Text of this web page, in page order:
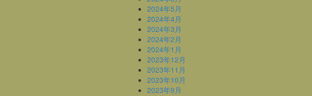
2024年5月
2024年4月
2024年3月
2024年2月
2024年1月
2023年12月
2023年11月
2023年10月
2023年9月